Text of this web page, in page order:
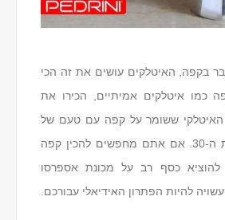
בקפה, האיטלקים עושים את זה הכי
כמו איטלקים אמיתיים, הכירו את
האיטלקי ששומר על קפה עם טעם של
פעם כבר מאז שנות ה-30. אם אתם מחפשים להכין קפה
להוציא כסף רב על מכונת אספרסו
להיות הפתרון האידיאלי עבורכם.